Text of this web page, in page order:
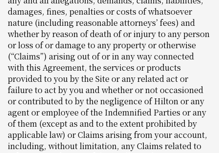
damages, fines, penalties or costs of whatsoever
nature (including reasonable attorneys’ fees) and
whether by reason of death of or injury to any person
or loss of or damage to any property or otherwise
(“Claims”) arising out of or in any way connected
with this Agreement, the services or products
provided to you by the Site or any related act or
failure to act by you and whether or not occasioned
or contributed to by the negligence of Hilton or any
agent or employee of the Indemnified Parties or any
of them (except as and to the extent prohibited by
applicable law) or Claims arising from your account,
including, without limitation, any Claims related to